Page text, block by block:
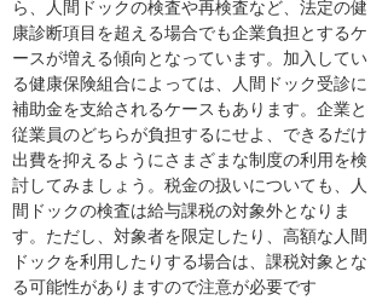
ら、人間ドックの検査や再検査など、法定の健
康診断項目を超える場合でも企業負担とするケ
ースが増える傾向となっています。加入してい
る健康保険組合によっては、人間ドック受診に
補助金を支給されるケースもあります。企業と
従業員のどちらが負担するにせよ、できるだけ
出費を抑えるようにさまざまな制度の利用を検
討してみましょう。税金の扱いについても、人
間ドックの検査は給与課税の対象外となりま
す。ただし、対象者を限定したり、高額な人間
ドックを利用したりする場合は、課税対象とな
る可能性がありますので注意が必要です